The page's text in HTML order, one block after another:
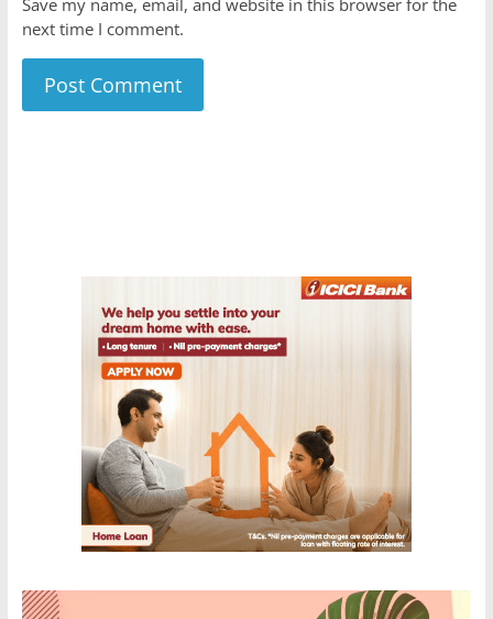
Save my name, email, and website in this browser for the
next time I comment.